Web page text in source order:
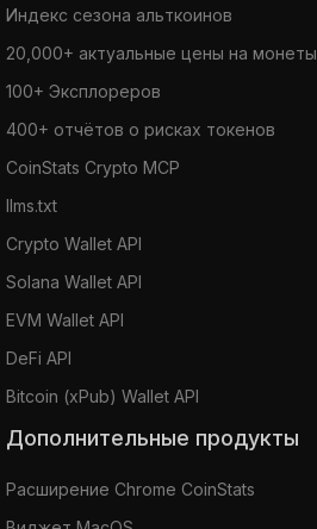
Индекс сезона альткоинов
20,000+ актуальные цены на монеты
100+ Эксплореров
400+ отчётов о рисках токенов
CoinStats Crypto MCP
llms.txt
Crypto Wallet API
Solana Wallet API
EVM Wallet API
DeFi API
Bitcoin (xPub) Wallet API
Дополнительные продукты
Расширение Chrome CoinStats